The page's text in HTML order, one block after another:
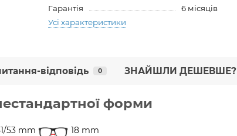
Гарантія
6 місяців
Усі характеристики
відповідь 0 ЗНАЙШЛИ ДЕШЕВШЕ?
форми
53 mm 18 mm